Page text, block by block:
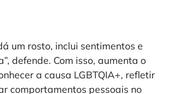
um rosto, inclui sentimentos e
defende. Com isso, aumenta o
a causa LGBTQIA+, refletir
comportamentos pessoais no